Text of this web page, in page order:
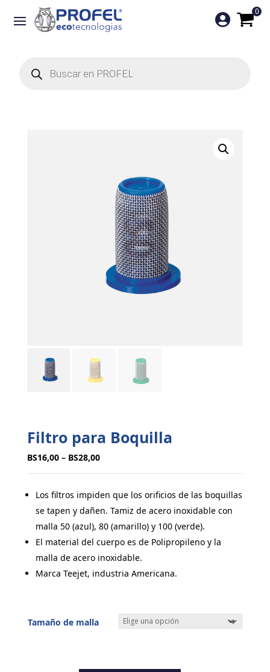
productos
0

Filtro para Boquilla
BS16,00– BS28,00
Los filtros impiden que los orificios de las boquillas
se tapen y dañen. Tamiz de acero inoxidable con
malla 50 (azul), 80 (amarillo) y 100 (verde).
El material del cuerpo es de Polipropileno y la
malla de acero inoxidable.
Marca Teejet, industria Americana.
Tamaño de malla